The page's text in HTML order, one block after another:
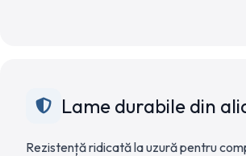
Lame durabile din
Rezistență ridicată la uzură pentru